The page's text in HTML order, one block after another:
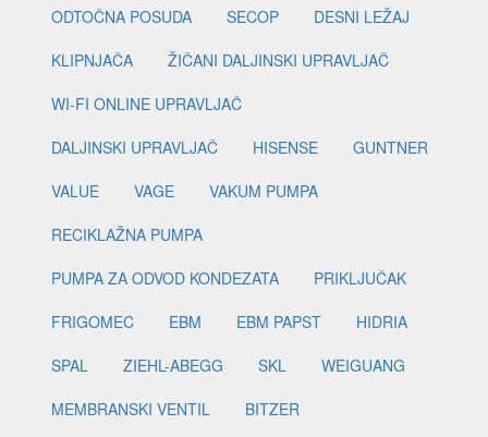
ODTOČNA POSUDA
SECOP
DESNI LEŽAJ
KLIPNJAČA
ŽIČANI DALJINSKI UPRAVLJAČ
WI-FI ONLINE UPRAVLJAČ
DALJINSKI UPRAVLJAČ
HISENSE
GUNTNER
VALUE
VAGE
VAKUM PUMPA
RECIKLAŽNA PUMPA
PUMPA ZA ODVOD KONDEZATA
PRIKLJUČAK
FRIGOMEC
EBM EBM PAPST
HIDRIA
SPAL
ZIEHL-ABEGG SKL
WEIGUANG
MEMBRANSKI VENTIL
BITZER